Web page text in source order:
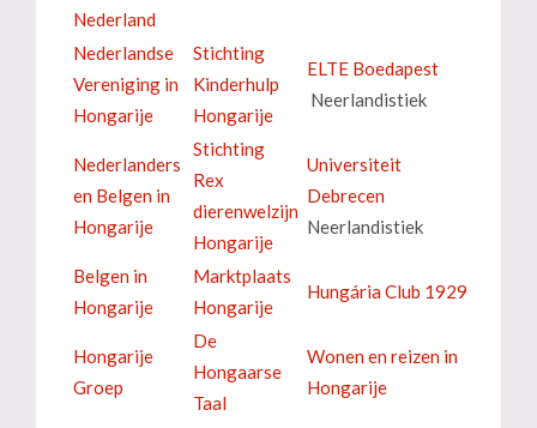
Nederland
Nederlandse
Vereniging in
Hongarije
Stichting
Kinderhulp
Hongarije
ELTE Boedapest
Neerlandistiek
Nederlanders
en Belgen in
Hongarije
Stichting
Rex
dierenwelzijn
Hongarije
Universiteit
Debrecen
Neerlandistiek
Belgen in
Hongarije
Marktplaats
Hongarije
Hungária Club 1929
Hongarije
Groep
De
Hongaarse
Taal
Wonen en reizen in
Hongarije